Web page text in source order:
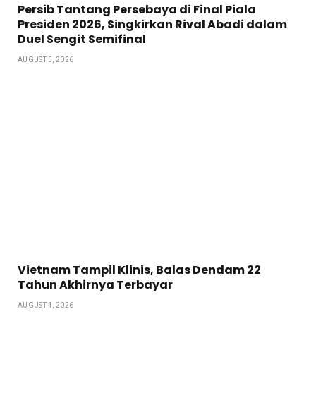
Persib Tantang Persebaya di Final Piala
Presiden 2026, Singkirkan Rival Abadi dalam
Duel Sengit Semifinal
AUGUST 5, 2026
Vietnam Tampil Klinis, Balas Dendam 22
Tahun Akhirnya Terbayar
AUGUST 4, 2026